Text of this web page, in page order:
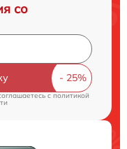
со
c политикой